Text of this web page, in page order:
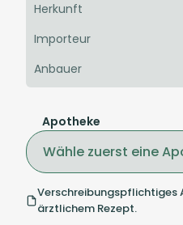
Herkunft
Importeur
Anbauer
Apotheke
Wähle zuerst eine
Verschreibungspflichtiges
ärztlichem Rezept.